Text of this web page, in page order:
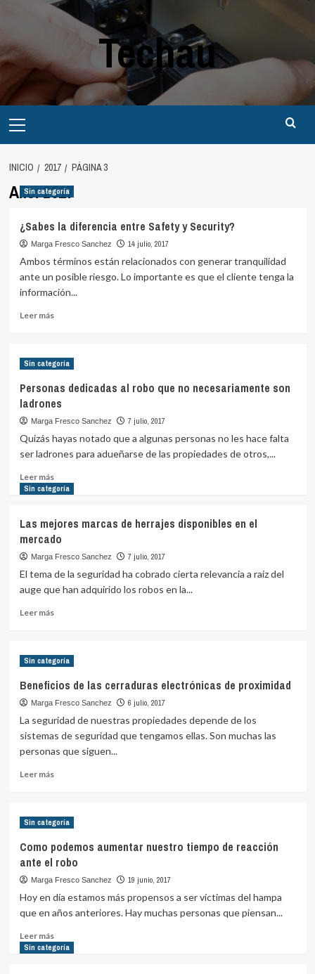
contenido
Techau
principal
INICIO 2017 PÁGINA 3
Año:2017
Sin categoría
¿Sabes la diferencia entre Safety y Security?
Marga Fresco Sanchez 14 julio, 2017
Ambos términos están relacionados con generar tranquilidad
ante un posible riesgo. Lo importante es que el cliente tenga la
información...
Leer másLeer
la
entre
Safety
y
Security?
Sin categoría
Personas dedicadas al robo que no necesariamente son
ladrones
Marga Fresco Sanchez 7 julio, 2017
Quizás hayas notado que a algunas personas no les hace falta
ser ladrones para adueñarse de las propiedades de otros,...
Leer másLeer
más
dedicadas
al
robo
que
necesariamente
Sin categoría
Las mejores marcas de herrajes disponibles en el
mercado
Marga Fresco Sanchez 7 julio, 2017
El tema de la seguridad ha cobrado cierta relevancia a raíz del
auge que han adquirido los robos en la...
Leer másLeer
mejores
de
herrajes
disponibles
mercado
Sin categoría
Beneficios de las cerraduras electrónicas de proximidad
Marga Fresco Sanchez 6 julio, 2017
La seguridad de nuestras propiedades depende de los
sistemas de seguridad que tengamos ellas. Son muchas las
personas que siguen...
Leer másLeer
de
cerraduras
electrónicas
de
proximidad
Sin categoría
Como podemos aumentar nuestro tiempo de reacción
ante el robo
Marga Fresco Sanchez 19 junio, 2017
Hoy en día estamos más propensos a ser víctimas del hampa
que en años anteriores. Hay muchas personas que piensan...
Leer másLeer
más
Sin categoría